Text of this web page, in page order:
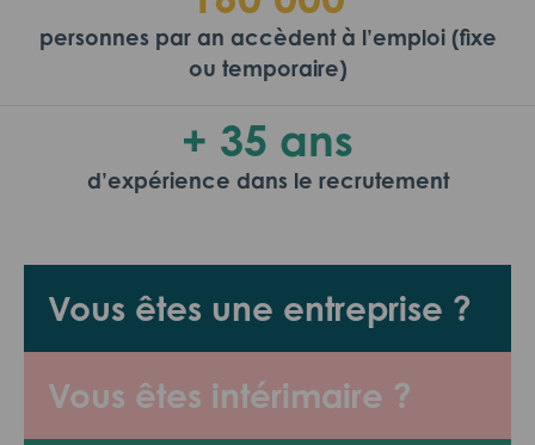
Vous êtes une entreprise ?
Vous êtes intérimaire ?
personnes par an accèdent à l’emploi (fixe
ou temporaire)
+ 35 ans
d’expérience dans le recrutement